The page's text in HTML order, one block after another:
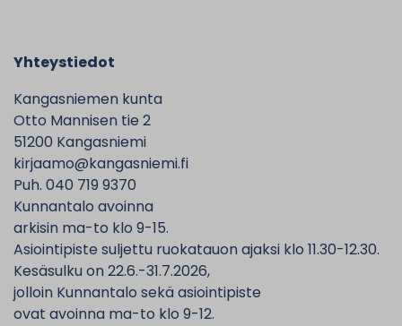
Yhteystiedot
Kangasniemen kunta
Otto Mannisen tie 2
51200 Kangasniemi
kirjaamo@kangasniemi.fi
Puh. 040 719 9370
Kunnantalo avoinna
arkisin ma-to klo 9-15.
Asiointipiste suljettu ruokatauon ajaksi klo 11.30-12.30.
Kesäsulku on 22.6.-31.7.2026,
jolloin Kunnantalo sekä asiointipiste
ovat avoinna ma-to klo 9-12.